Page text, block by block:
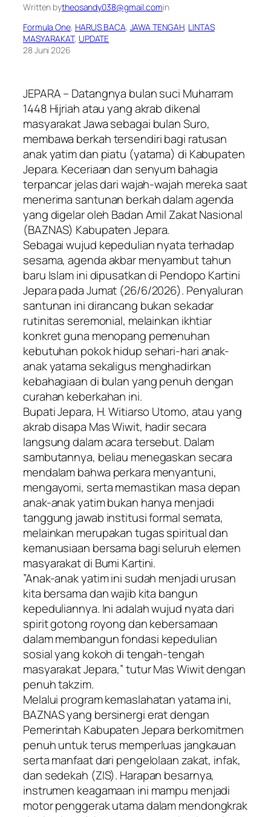
Written bytheosandy038@gmail.comin
Formula One, HARUS BACA, JAWA TENGAH, LINTAS
MASYARAKAT, UPDATE
28 Juni 2026
JEPARA – Datangnya bulan suci Muharram
1448 Hijriah atau yang akrab dikenal
masyarakat Jawa sebagai bulan Suro,
membawa berkah tersendiri bagi ratusan
anak yatim dan piatu (yatama) di Kabupaten
Jepara. Keceriaan dan senyum bahagia
terpancar jelas dari wajah-wajah mereka saat
menerima santunan berkah dalam agenda
yang digelar oleh Badan Amil Zakat Nasional
(BAZNAS) Kabupaten Jepara.
​Sebagai wujud kepedulian nyata terhadap
sesama, agenda akbar menyambut tahun
baru Islam ini dipusatkan di Pendopo Kartini
Jepara pada Jumat (26/6/2026). Penyaluran
santunan ini dirancang bukan sekadar
rutinitas seremonial, melainkan ikhtiar
konkret guna menopang pemenuhan
kebutuhan pokok hidup sehari-hari anak-
anak yatama sekaligus menghadirkan
kebahagiaan di bulan yang penuh dengan
curahan keberkahan ini.
​Bupati Jepara, H. Witiarso Utomo, atau yang
akrab disapa Mas Wiwit, hadir secara
langsung dalam acara tersebut. Dalam
sambutannya, beliau menegaskan secara
mendalam bahwa perkara menyantuni,
mengayomi, serta memastikan masa depan
anak-anak yatim bukan hanya menjadi
tanggung jawab institusi formal semata,
melainkan merupakan tugas spiritual dan
kemanusiaan bersama bagi seluruh elemen
masyarakat di Bumi Kartini.
​”Anak-anak yatim ini sudah menjadi urusan
kita bersama dan wajib kita bangun
kepeduliannya. Ini adalah wujud nyata dari
spirit gotong royong dan kebersamaan
dalam membangun fondasi kepedulian
sosial yang kokoh di tengah-tengah
masyarakat Jepara,” tutur Mas Wiwit dengan
penuh takzim.
​Melalui program kemaslahatan yatama ini,
BAZNAS yang bersinergi erat dengan
Pemerintah Kabupaten Jepara berkomitmen
penuh untuk terus memperluas jangkauan
serta manfaat dari pengelolaan zakat, infak,
dan sedekah (ZIS). Harapan besarnya,
instrumen keagamaan ini mampu menjadi
motor penggerak utama dalam mendongkrak